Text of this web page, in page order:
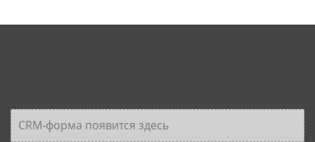
CRM-форма появится здесь